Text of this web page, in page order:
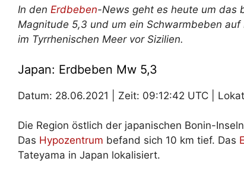
In den Erdbeben-News geht es heute um das
Magnitude 5,3 und um ein Schwarmbeben
im Tyrrhenischen Meer vor Sizilien.
Japan: Erdbeben Mw 5,3
Datum: 28.06.2021 | Zeit: 09:12:42 UTC |
Die Region östlich der japanischen Bonin-
Das Hypozentrum befand sich 10 km tief. Das
Tateyama in Japan lokalisiert.